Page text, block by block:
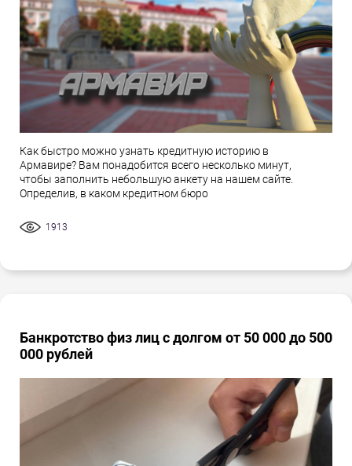
Как быстро можно узнать кредитную историю в
Армавире? Вам понадобится всего несколько минут,
чтобы заполнить небольшую анкету на нашем сайте.
Определив, в каком кредитном бюро
1913
Банкротство физ лиц с долгом от 50 000 до 500
000 рублей